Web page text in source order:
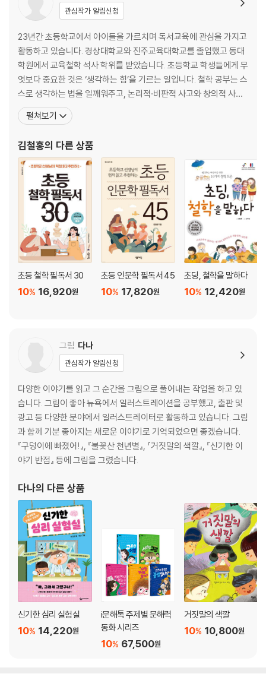
관심작가 알림신청
23년간 초등학교에서 아이들을 가르치며 독서교육에 관심을 가지고
활동하고 있습니다. 경상대학교와 진주교육대학교를 졸업했고 동대
학원에서 교육철학 석사 학위를 받았습니다. 초등학교 학생들에게 무
엇보다 중요한 것은 ‘생각하는 힘’을 기르는 일입니다. 철학 공부는 스
스로 생각하는 법을 일깨워주고, 논리적·비판적 사고와 창의적 사고,
배려하는 사고를 함양하게 합니다. 학생들이 생각하는 습관을 갖도록
어린이 철학 교육, 독서논술 교육, 토론 수업 등을 꾸준히 연구·개발
학교 프로그램 공모전에서 ‘방과후 우수 프로그램’으로 연달
펼쳐보기
김철홍의 다른 상품
초등 철학 필독서 30
16,920원
10%
초등 인문학 필독서 45
17,820원
10%
초딩, 철학을 말하다
12,420원
10%
그림 다나
관심작가 알림신청
다양한 이야기를 읽고 그 순간을 그림으로 풀어내는 작업을 하고 있
습니다. 그림이 좋아 뉴욕에서 일러스트레이션을 공부했고, 출판 및
광고 등 다양한 분야에서 일러스트레이터로 활동하고 있습니다. 그림
과 함께 기분 좋아지는 새로운 이야기로 기억되었으면 좋겠습니다.
『구덩이에 빠졌어!』, 『불꽃산 천년별』, 『거짓말의 색깔』, 『신기한 이
야기 반점』 등에 그림을 그렸습니다.
다나의 다른 상품
신기한 심리 실험실
14,220원
10%
i문해톡 주제별 문해력
동화 시리즈
67,500원
10%
거짓말의 색깔
10,800원
10%